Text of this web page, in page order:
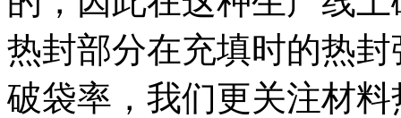
热封部分在充填时的热
破袋率，我们更关注材